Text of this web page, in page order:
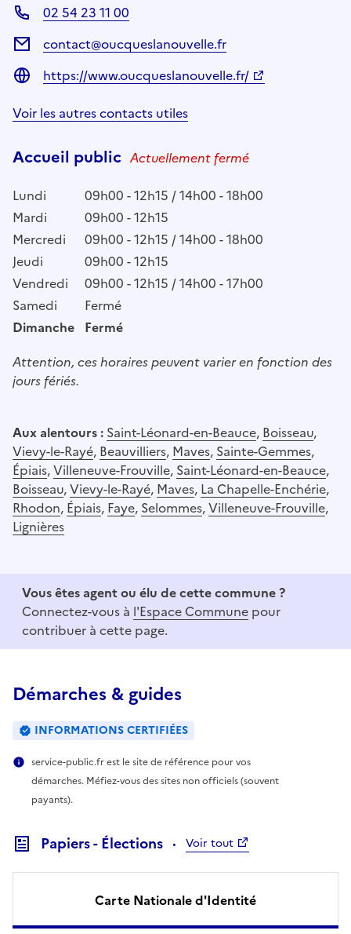
02 54 23 11 00
contact@oucqueslanouvelle.fr
https://www.oucqueslanouvelle.fr/
Voir les autres contacts utiles
Accueil public Actuellement fermé
Lundi
09h00 - 12h15 / 14h00 - 18h00
Mardi
09h00 - 12h15
Mercredi
09h00 - 12h15 / 14h00 - 18h00
Jeudi
09h00 - 12h15
Vendredi
09h00 - 12h15 / 14h00 - 17h00
Samedi
Fermé
Dimanche Fermé
Attention, ces horaires peuvent varier en fonction des
jours fériés.
Aux alentours : Saint-Léonard-en-Beauce, Boisseau,
Vievy-le-Rayé, Beauvilliers, Maves, Sainte-Gemmes,
Épiais,Villeneuve-Frouville, Saint-Léonard-en-Beauce,
Boisseau,Vievy-le-Rayé, Maves, La Chapelle-Enchérie,
Rhodon, Épiais, Faye, Selommes,Villeneuve-Frouville,
Lignières
Vous êtes agent ou élu de cette commune ?
Connectez-vous à l'Espace Commune pour
contribuer à cette page.
Démarches & guides
INFORMATIONS CERTIFIÉES
service-public.fr est le site de référence pour vos
démarches. Méfiez-vous des sites non officiels (souvent
payants).
Papiers - Élections Voir tout
Carte Nationale d'Identité